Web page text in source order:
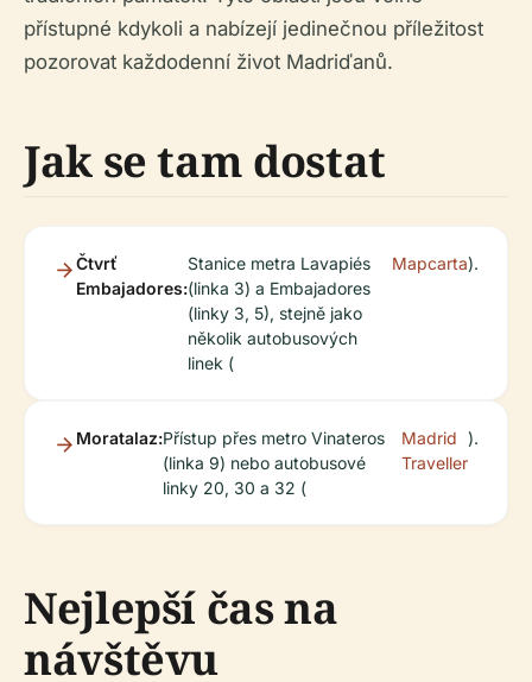
přístupné kdykoli a nabízejí jedinečnou příležitost
pozorovat každodenní život Madriďanů.
Jak se tam dostat
Čtvrť
Embajadores:
Stanice metra Lavapiés
(linka 3) a Embajadores
(linky 3, 5), stejně jako
několik autobusových
linek (
Mapcarta).
Moratalaz:Přístup přes metro Vinateros
(linka 9) nebo autobusové
linky 20, 30 a 32 (
Madrid
Traveller
).
Nejlepší čas na
návštěvu